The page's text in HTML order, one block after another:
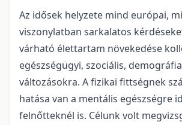
Az idősek helyzete mind európai,
viszonylatban sarkalatos
várható élettartam növekedése
egészségügyi, szociális,
változásokra. A fizikai fittségnek
hatása van a mentális egészségre
felnőtteknél is. Célunk volt